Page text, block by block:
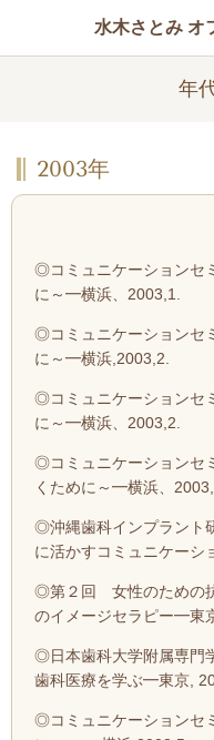
水木さとみ オ
年
2003年
◎コミュニケーションセ
に～━横浜、2003,1.
◎コミュニケーションセ
に～━横浜,2003,2.
◎コミュニケーションセ
に～━横浜、2003,2.
◎コミュニケーションセ
くために～━横浜、
◎沖縄歯科インプラント
に活かすコミュニケーシ
◎第２回 女性のための
のイメージセラピー━東
◎日本歯科大学附属専
歯科医療を学ぶ━東京,
◎コミュニケーションセ